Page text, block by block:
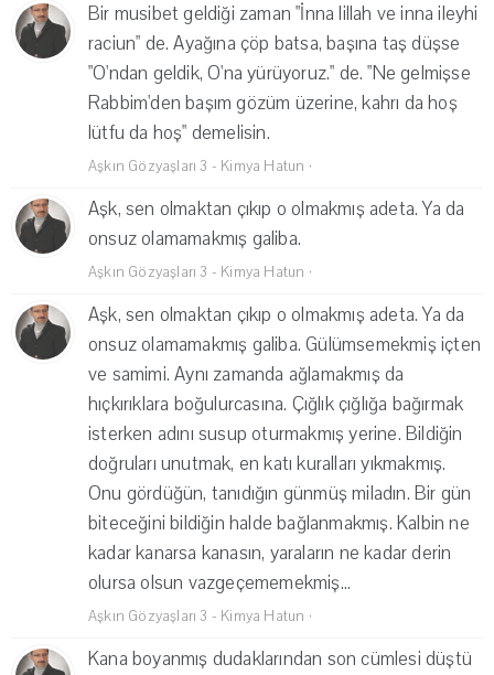
Bir musibet geldiği zaman "İnna lillah ve inna ileyhi
raciun" de. Ayağına çöp batsa, başına taş düşse
"O'ndan geldik, O'na yürüyoruz." de. "Ne gelmişse
Rabbim'den başım gözüm üzerine, kahrı da hoş
lütfu da hoş" demelisin.
Aşkın Gözyaşları 3 - Kimya Hatun ·
Aşk, sen olmaktan çıkıp o olmakmış adeta. Ya da
onsuz olamamakmış galiba.
Aşkın Gözyaşları 3 - Kimya Hatun ·
Aşk, sen olmaktan çıkıp o olmakmış adeta. Ya da
onsuz olamamakmış galiba. Gülümsemekmiş içten
ve samimi. Aynı zamanda ağlamakmış da
hıçkırıklara boğulurcasına. Çığlık çığlığa bağırmak
isterken adını susup oturmakmış yerine. Bildiğin
doğruları unutmak, en katı kuralları yıkmakmış.
Onu gördüğün, tanıdığın günmüş miladın. Bir gün
biteceğini bildiğin halde bağlanmakmış. Kalbin ne
kadar kanarsa kanasın, yaraların ne kadar derin
olursa olsun vazgeçememekmiş...
Aşkın Gözyaşları 3 - Kimya Hatun ·
Kana boyanmış dudaklarından son cümlesi düştü